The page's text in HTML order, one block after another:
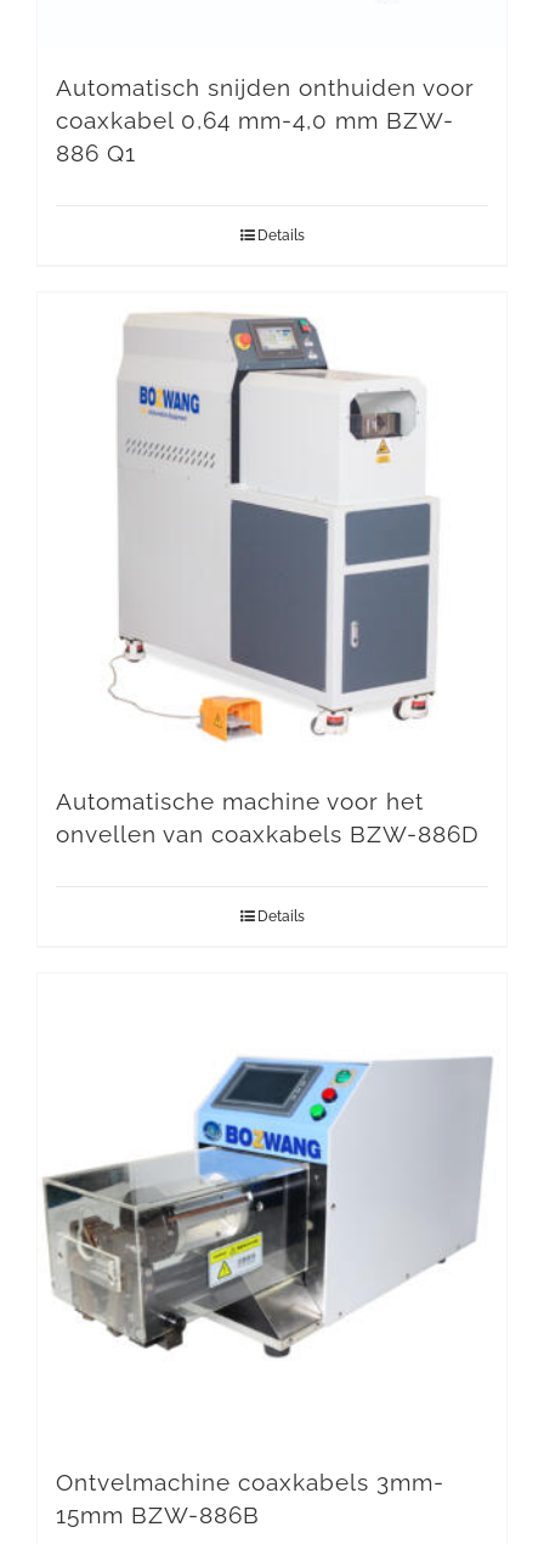
Automatisch snijden onthuiden voor
coaxkabel 0,64 mm-4,0 mm BZW-
886 Q1
Details
Automatische machine voor het
onvellen van coaxkabels BZW-886D
Details
Ontvelmachine coaxkabels 3mm-
15mm BZW-886B